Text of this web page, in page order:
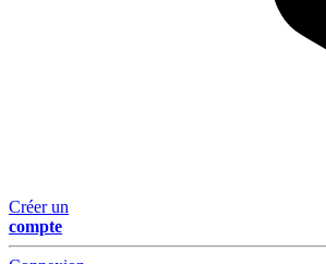
Créer un
compte